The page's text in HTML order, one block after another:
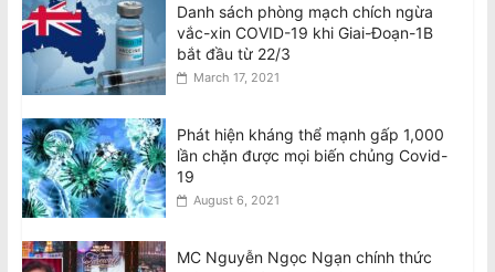
Danh sách phòng mạch chích ngừa
vắc-xin COVID-19 khi Giai-Đoạn-1B
bắt đầu từ 22/3
March 17, 2021
Phát hiện kháng thể mạnh gấp 1,000
lần chặn được mọi biến chủng Covid-
19
August 6, 2021
MC Nguyễn Ngọc Ngạn chính thức